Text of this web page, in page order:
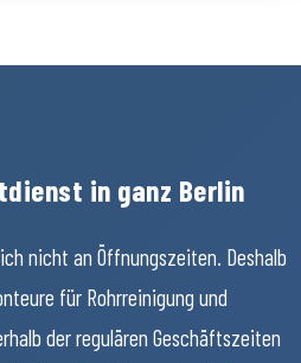
in ganz Berlin
nicht an Öffnungszeiten. Deshalb
für Rohrreinigung und
der regulären Geschäftszeiten